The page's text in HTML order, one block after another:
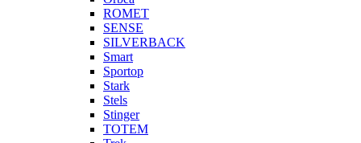
ROMET
SENSE
SILVERBACK
Smart
Sportop
Stark
Stels
Stinger
TOTEM